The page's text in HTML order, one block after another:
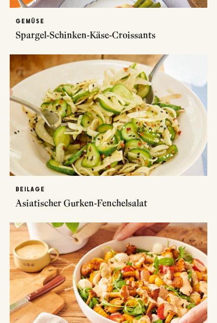
GEMÜSE
Spargel-Schinken-Käse-Croissants
BEILAGE
Asiatischer Gurken-Fenchelsalat